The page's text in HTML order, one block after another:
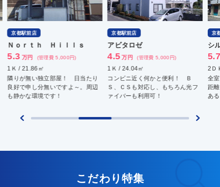
京都駅前店
アビタロゼ
4.5 万円 (管理費 5,000円)
1Ｋ / 24.04㎡
コンビニ近く何かと便利！ Ｂ
Ｓ、ＣＳも対応し、もちろん光フ
ァイバーも利用可！
京都駅前店
シルバン吉祥院
5.7 万円 (管理費 3,000円)
2ＤＫ / 49㎡
全室南向きベランダ！ 駅までの
距離はありますが、バス停近くに
あるので安心。
京
パ
3Ｌ
洛
多
勤
こだわり特集